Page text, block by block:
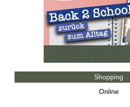
Shopping
Online